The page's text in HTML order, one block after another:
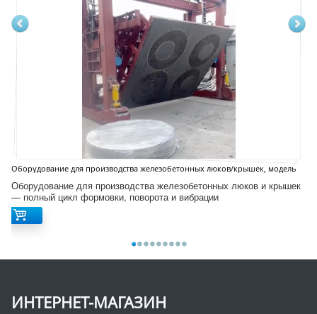
Оборудование для производства железобетонных люков/крышек, модель
Оборудование для производства железобетонных люков и крышек
— полный цикл формовки, поворота и вибрации
ИНТЕРНЕТ-МАГАЗИН